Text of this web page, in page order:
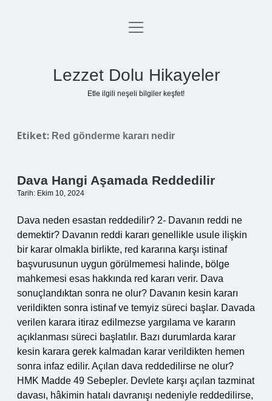
Anasayfa
menüyü
Lezzet Dolu Hikayeler
Etle ilgili neşeli bilgiler keşfet!
Etiket: Red gönderme kararı nedir
Dava Hangi Aşamada Reddedilir
Tarih: Ekim 10, 2024
Dava neden esastan reddedilir? 2- Davanın reddi ne
demektir? Davanın reddi kararı genellikle usule ilişkin
bir karar olmakla birlikte, red kararına karşı istinaf
başvurusunun uygun görülmemesi halinde, bölge
mahkemesi esas hakkında red kararı verir. Dava
sonuçlandıktan sonra ne olur? Davanın kesin kararı
verildikten sonra istinaf ve temyiz süreci başlar. Davada
verilen karara itiraz edilmezse yargılama ve kararın
açıklanması süreci başlatılır. Bazı durumlarda karar
kesin karara gerek kalmadan karar verildikten hemen
sonra infaz edilir. Açılan dava reddedilirse ne olur?
HMK Madde 49 Sebepler. Devlete karşı açılan tazminat
davası, hâkimin hatalı davranışı nedeniyle reddedilirse,